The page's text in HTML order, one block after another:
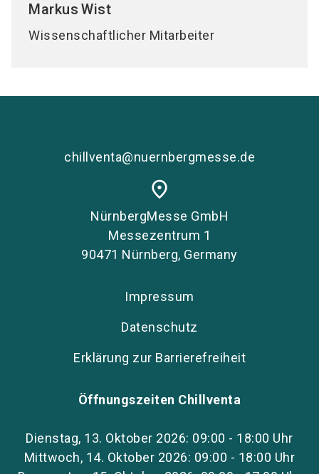
Markus Wist
Wissenschaftlicher Mitarbeiter
chillventa@nuernbergmesse.de
place
NürnbergMesse GmbH
Messezentrum 1
90471 Nürnberg, Germany
Impressum
Datenschutz
Erklärung zur Barrierefreiheit
Öffnungszeiten Chillventa
Dienstag, 13. Oktober 2026: 09:00 - 18:00 Uhr
Mittwoch, 14. Oktober 2026: 09:00 - 18:00 Uhr